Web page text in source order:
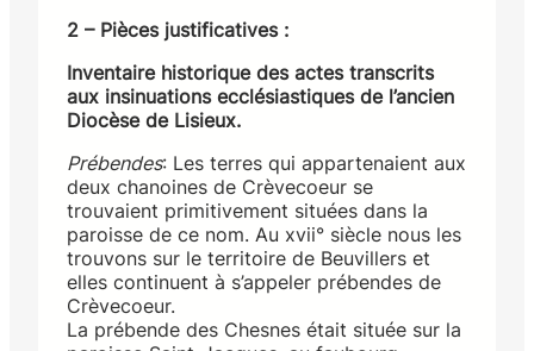
2 – Pièces justificatives :
Inventaire historique des actes transcrits
aux insinuations ecclésiastiques de l’ancien
Diocèse de Lisieux.
Prébendes: Les terres qui appartenaient aux
deux chanoines de Crèvecoeur se
trouvaient primitivement situées dans la
paroisse de ce nom. Au xvii° siècle nous les
trouvons sur le territoire de Beuvillers et
elles continuent à s’appeler prébendes de
Crèvecoeur.
La prébende des Chesnes était située sur la